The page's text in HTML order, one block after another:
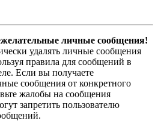
личные сообщения!
удалять личные сообщения
правила для сообщений в
Если вы получаете
сообщения от конкретного
жалобы на сообщения
запретить пользователю